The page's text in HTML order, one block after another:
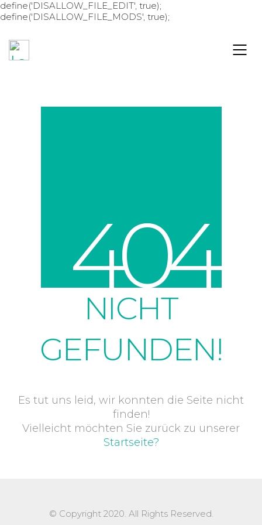
define('DISALLOW_FILE_EDIT', true);
define('DISALLOW_FILE_MODS', true);
404
NICHT
GEFUNDEN!
Es tut uns leid, wir konnten die Seite nicht
finden!
Vielleicht möchten Sie zurück zu unserer
Startseite?
© Copyright 2020. All Rights Reserved.